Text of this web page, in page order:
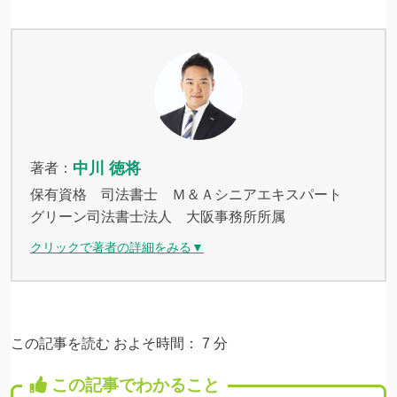
著者： 中川 徳将
保有資格 司法書士 Ｍ＆Ａシニアエキスパート
グリーン司法書士法人 大阪事務所所属
クリックで著者の詳細をみる▼
この記事を読む およそ時間： 7 分
この記事でわかること